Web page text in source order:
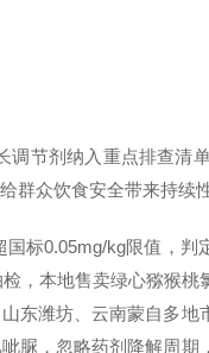
节剂纳入重点排查清
群众饮食安全带来持续性
标0.05mg/kg限值，
，本地售卖绿心猕猴
潍坊、云南蒙自多
脲，忽略药剂降解周